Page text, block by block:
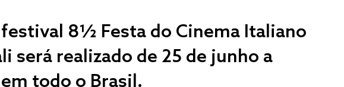
festival 8½ Festa do Cinema Italiano
será realizado de 25 de junho a
todo o Brasil.